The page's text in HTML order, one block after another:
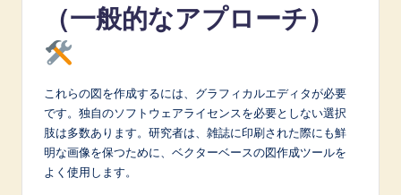
（一般的なアプローチ）
これらの図を作成するには、グラフィカルエディタが必要
です。独自のソフトウェアライセンスを必要としない選択
肢は多数あります。研究者は、雑誌に印刷された際にも鮮
明な画像を保つために、ベクターベースの図作成ツールを
よく使用します。